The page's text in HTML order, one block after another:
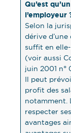
Qu’est
l’employeur
Selon la
dérive
suffit en elle-
(voir aussi
juin 2001 n°
Il peut
profit des
notamment.
respecter
avantages